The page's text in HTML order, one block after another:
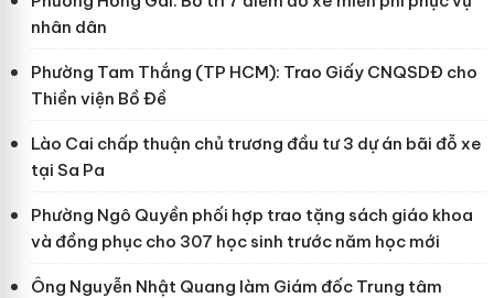
nhân dân
Phường Tam Thắng (TP HCM): Trao Giấy CNQSDĐ cho
Thiền viện Bồ Đề
Lào Cai chấp thuận chủ trương đầu tư 3 dự án bãi đỗ xe
tại Sa Pa
Phường Ngô Quyền phối hợp trao tặng sách giáo khoa
và đồng phục cho 307 học sinh trước năm học mới
Ông Nguyễn Nhật Quang làm Giám đốc Trung tâm